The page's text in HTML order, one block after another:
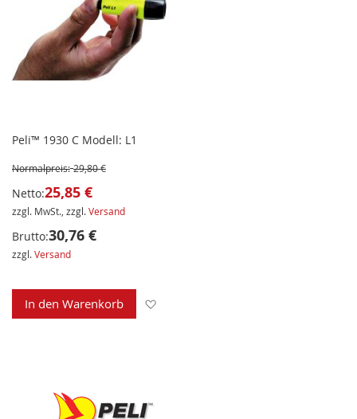
Peli™ 1930 C Modell: L1
Normalpreis: 29,80 €
Netto:25,85 €
zzgl. MwSt., zzgl.Versand
Brutto:30,76 €
zzgl.Versand
In den Warenkorb